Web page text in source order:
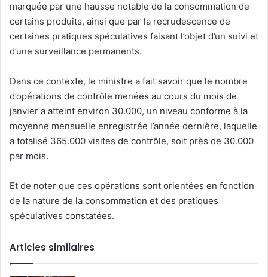
marquée par une hausse notable de la consommation de
certains produits, ainsi que par la recrudescence de
certaines pratiques spéculatives faisant l’objet d’un suivi et
d’une surveillance permanents.
Dans ce contexte, le ministre a fait savoir que le nombre
d’opérations de contrôle menées au cours du mois de
janvier a atteint environ 30.000, un niveau conforme à la
moyenne mensuelle enregistrée l’année dernière, laquelle
a totalisé 365.000 visites de contrôle, soit près de 30.000
par mois.
Et de noter que ces opérations sont orientées en fonction
de la nature de la consommation et des pratiques
spéculatives constatées.
Articles similaires